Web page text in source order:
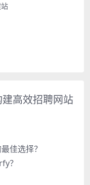
高效招聘网站
佳选择？
？